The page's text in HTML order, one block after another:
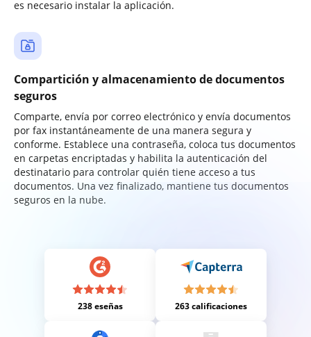
es necesario instalar la aplicación.
Compartición y almacenamiento de documentos
seguros
Comparte, envía por correo electrónico y envía documentos
por fax instantáneamente de una manera segura y
conforme. Establece una contraseña, coloca tus documentos
en carpetas encriptadas y habilita la autenticación del
destinatario para controlar quién tiene acceso a tus
documentos. Una vez finalizado, mantiene tus documentos
seguros en la nube.
238 eseñas 263 calificaciones